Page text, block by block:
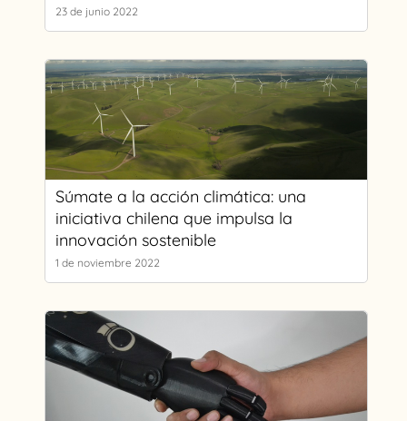
23 de junio 2022
Súmate a la acción climática: una
iniciativa chilena que impulsa la
innovación sostenible
1 de noviembre 2022